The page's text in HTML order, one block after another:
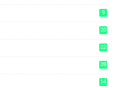
9
20
22
39
14